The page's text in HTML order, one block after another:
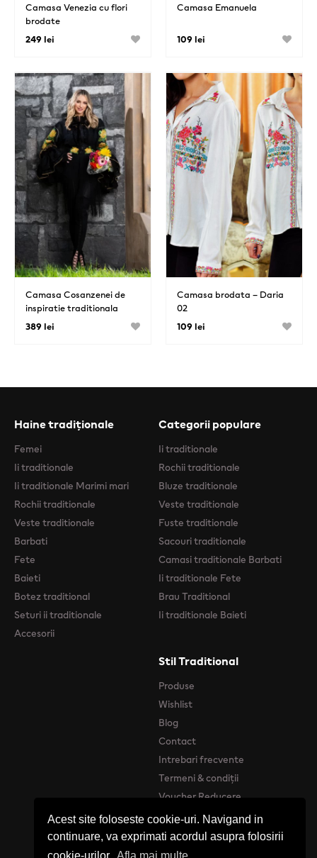
Acest site foloseste cookie-uri. Navigand in
continuare, va exprimati acordul asupra folosirii
Camasa Venezia cu flori
brodate
249 lei
Camasa Emanuela
109 lei
Camasa Cosanzenei de
inspiratie traditionala
moldoveneasca
389 lei
Camasa brodata – Daria
02
109 lei
Haine tradiționale
Femei
Ii traditionale
Ii traditionale Marimi mari
Rochii traditionale
Veste traditionale
Barbati
Fete
Baieti
Botez traditional
Seturi ii traditionale
Accesorii
Categorii populare
Ii traditionale
Rochii traditionale
Bluze traditionale
Veste traditionale
Fuste traditionale
Sacouri traditionale
Camasi traditionale Barbati
Ii traditionale Fete
Brau Traditional
Ii traditionale Baieti
Stil Traditional
Produse
Wishlist
Blog
Contact
Intrebari frecvente
Termeni & condiții
Voucher Reducere